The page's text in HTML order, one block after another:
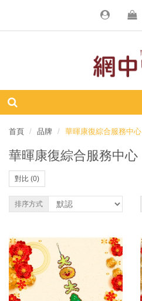
首頁 品牌 華暉康復綜合服務中心
華暉康復綜合服務中心
對比 (0)
排序方式